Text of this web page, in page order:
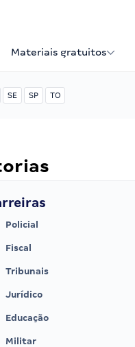
Materiais gratuitos
SE SP TO
Policial
Fiscal
Tribunais
Jurídico
Educação
Militar